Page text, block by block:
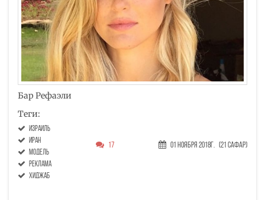
Бар Рефаэли
Теги:
Израиль
Иран
модель
реклама
хиджаб
17 01 Ноября 2018г. (21 Сафар)